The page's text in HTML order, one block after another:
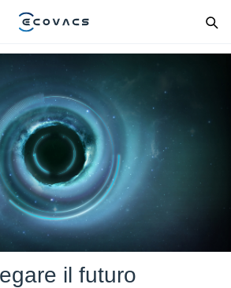
il futuro